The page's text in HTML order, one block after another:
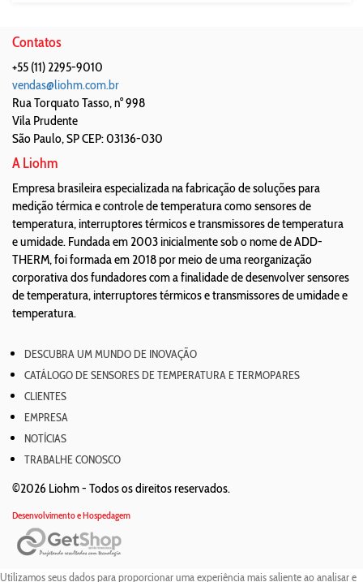
Contatos
+55 (11) 2295-9010
vendas@liohm.com.br
Rua Torquato Tasso, n° 998
Vila Prudente
São Paulo,SPCEP: 03136-030
A Liohm
Empresa brasileira especializada na fabricação de soluções para
medição térmica e controle de temperatura como sensores de
temperatura, interruptores térmicos e transmissores de temperatura
e umidade. Fundada em 2003 inicialmente sob o nome de ADD-
THERM, foi formada em 2018 por meio de uma reorganização
corporativa dos fundadores com a finalidade de desenvolver sensores
de temperatura, interruptores térmicos e transmissores de umidade e
temperatura.
DESCUBRA UM MUNDO DE INOVAÇÃO
CATÁLOGO DE SENSORES DE TEMPERATURA E TERMOPARES
CLIENTES
EMPRESA
NOTÍCIAS
TRABALHE CONOSCO
©2026 Liohm - Todos os direitos reservados.
Desenvolvimento e Hospedagem
Utilizamos seus dados para proporcionar uma experiência mais saliente ao analisar e